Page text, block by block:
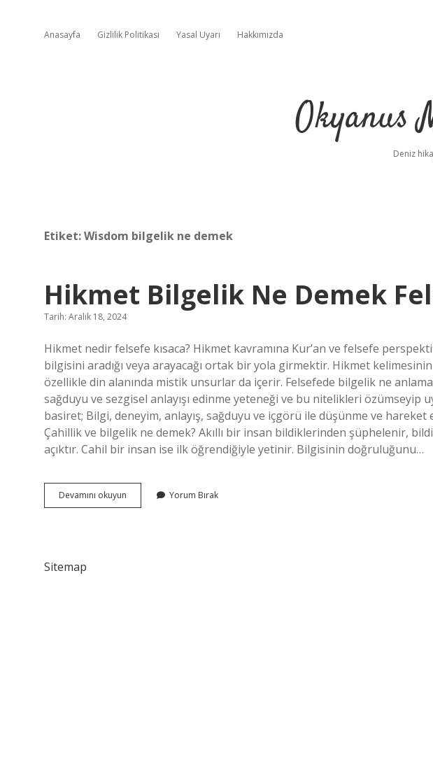
Anasayfa Gizlilik Politikası Yasal Uyarı Hakkımızda
Okyanus
Deniz
Etiket:Wisdom bilgelik ne demek
Hikmet Bilgelik Ne Demek
Tarih: Aralık 18, 2024
Hikmet nedir felsefe kısaca? Hikmet kavramına Kur’an ve felsefe
bilgisini aradığı veya arayacağı ortak bir yola girmektir. Hikmet
özellikle din alanında mistik unsurlar da içerir. Felsefede bilgelik ne
sağduyu ve sezgisel anlayışı edinme yeteneği ve bu nitelikleri özümseyip
basiret; Bilgi, deneyim, anlayış, sağduyu ve içgörü ile düşünme ve hareket
Çahillik ve bilgelik ne demek? Akıllı bir insan bildiklerinden şüphelenir,
açıktır. Cahil bir insan ise ilk öğrendiğiyle yetinir. Bilgisinin doğruluğunu…
Devamını okuyun
Bilgelik
Yorum Bırak
Sitemap